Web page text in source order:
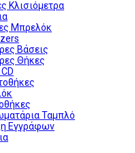
Κλισιόμετρα
Μπρελόκ
Βάσεις
Θήκες
Ταμπλό
Εγγράφων